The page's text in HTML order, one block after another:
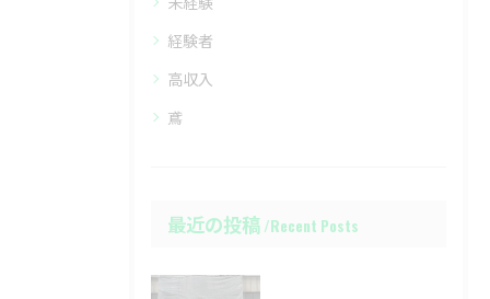
経験者
高収入
鳶
最近の投稿 Recent Posts